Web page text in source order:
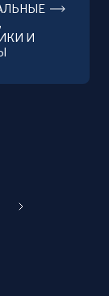
И
Следующая